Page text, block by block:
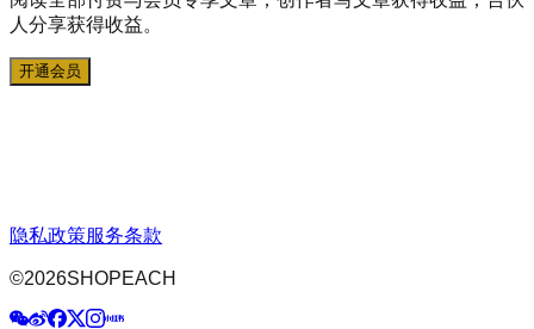
人分享获得收益。
开通会员
隐私政策服务条款
©2026SHOPEACH